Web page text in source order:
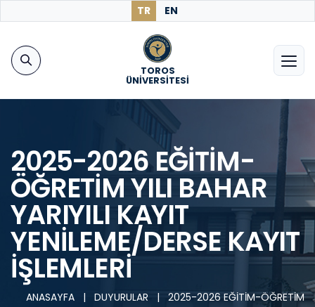
TR EN
TOROS
ÜNİVERSİTESİ
2025-2026 EĞİTİM-
ÖĞRETİM YILI BAHAR
YARIYILI KAYIT
YENİLEME/DERSE KAYIT
İŞLEMLERİ
ANASAYFA | DUYURULAR |
2025-2026 EĞİTİM-ÖĞRETİM